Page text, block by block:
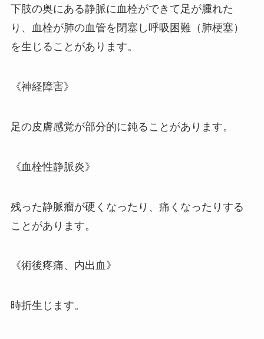
下肢の奥にある静脈に血栓ができて足が腫れた
り、血栓が肺の血管を閉塞し呼吸困難（肺梗塞）
を生じることがあります。
《神経障害》
足の皮膚感覚が部分的に鈍ることがあります。
《血栓性静脈炎》
残った静脈瘤が硬くなったり、痛くなったりする
ことがあります。
《術後疼痛、内出血》
時折生じます。